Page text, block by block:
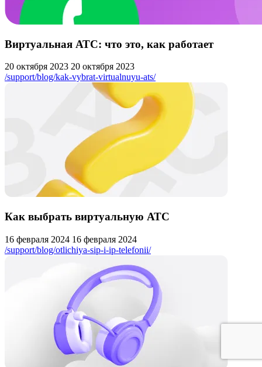
Виртуальная АТС: что это, как работает
20 октября 2023 20 октября 2023
/support/blog/kak-vybrat-virtualnuyu-ats/
Как выбрать виртуальную АТС
16 февраля 2024 16 февраля 2024
/support/blog/otlichiya-sip-i-ip-telefonii/